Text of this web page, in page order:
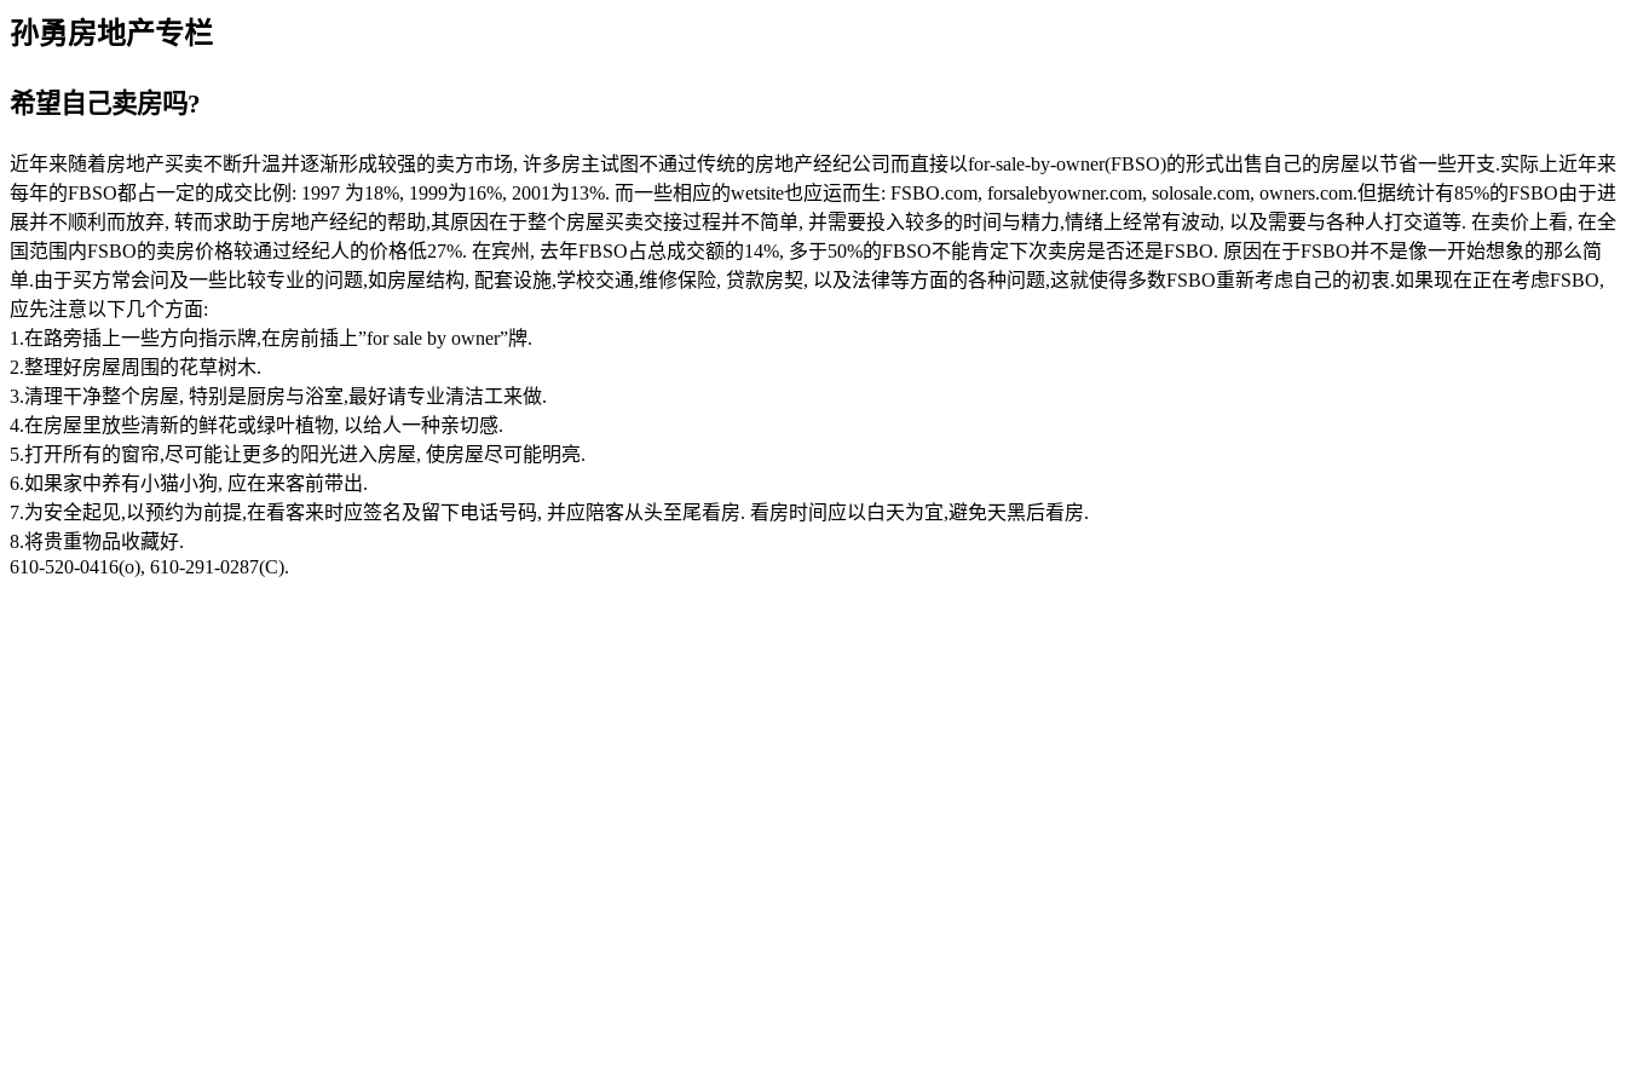
孙勇房地产专栏
希望自己卖房吗?
近年来随着房地产买卖不断升温并逐渐形成较强的卖方市场, 许多房主试图不通过传统的房地产经纪公司而直接以for-sale-by-owner(FBSO)的形式出售自己的房屋以节省一些开支.实际上近年来
每年的FBSO都占一定的成交比例 : 1997 为18%, 1999为16%, 2001 为13%. 而一些相应的wetsite也应运而生: FSBO.com, forsalebyowner.com, solosale.com, owners.com.但据统计有85%的FSBO由于进
展并不顺利而放弃, 转而求助于房地产经纪的帮助,其原因在于整个房屋买卖交接过程并不简单, 并需要投入较多的时间与精力,情绪上经常有波动, 以及需要与各种人打交道等. 在卖价上看, 在全
国范围内FSBO的卖房价格较通过经纪人的价格低27%. 在宾州 , 去年FBSO占总成交额的14%, 多于50%的FBSO不能肯定下次卖房是否还是FSBO. 原因在于FSBO并不是像一开始想象的那么简
单.由于买方常会问及一些比较专业的问题,如房屋结构, 配套设施,学校交通,维修保险, 贷款房契, 以及法律等方面的各种问题,这就使得多数FSBO重新考虑自己的初衷.如果现在正在考虑FSBO,
应先注意以下几个方面:
1.在路旁插上一些方向指示牌,在房前插上”for sale by owner”牌.
2.整理好房屋周围的花草树木.
3.清理干净整个房屋, 特别是厨房与浴室,最好请专业清洁工来做.
4.在房屋里放些清新的鲜花或绿叶植物, 以给人一种亲切感.
5.打开所有的窗帘,尽可能让更多的阳光进入房屋, 使房屋尽可能明亮.
6.如果家中养有小猫小狗, 应在来客前带出.
7.为安全起见,以预约为前提,在看客来时应签名及留下电话号码, 并应陪客从头至尾看房. 看房时间应以白天为宜,避免天黑后看房.
8.将贵重物品收藏好.
610-520-0416(o), 610-291-0287(C).